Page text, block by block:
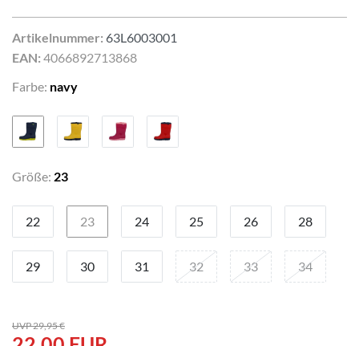
Artikelnummer: 63L6003001
EAN: 4066892713868
Farbe: navy
Größe: 23
22 23 24 25 26 28
29 30 31 32 33 34
UVP 29,95 €